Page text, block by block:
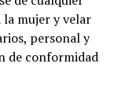
mujer y velar
personal y
de conformidad